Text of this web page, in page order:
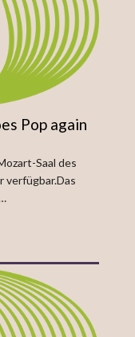
Pop again
Saal des
verfügbar.Das